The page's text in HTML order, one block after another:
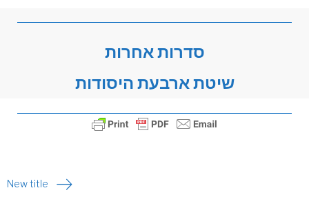
סדרות אחרות
שיטת ארבעת היסודות
New title